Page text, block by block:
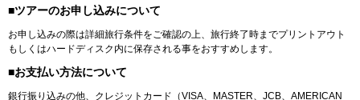
■ツアーのお申し込みについて
お申し込みの際は詳細旅行条件をご確認の上、旅行終了時までプリントアウト
もしくはハードディスク内に保存される事をおすすめします。
■お支払い方法について
銀行振り込みの他、クレジットカード（VISA、MASTER、JCB、AMERICAN